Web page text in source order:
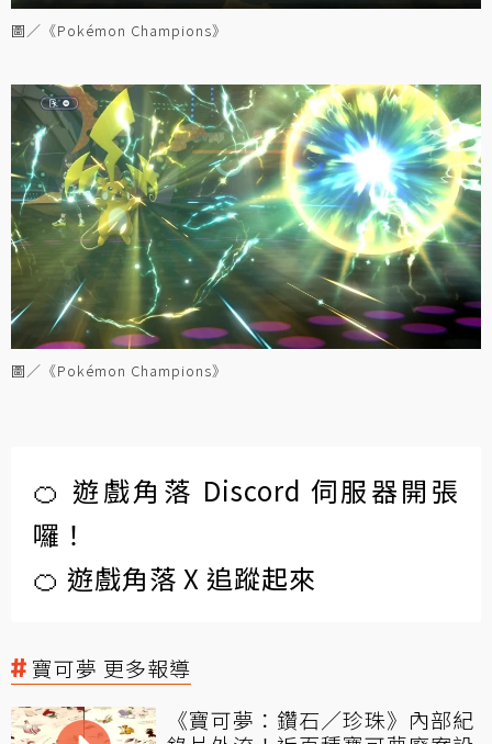
圖／《Pokémon Champions》
圖／《Pokémon Champions》
🍊 遊戲角落 Discord 伺服器開張
囉！
🍊 遊戲角落 X 追蹤起來
寶可夢 更多報導
《寶可夢：鑽石／珍珠》內部紀